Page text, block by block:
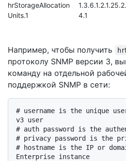
hrStorageAllocation
Units.1
4.1
Например, чтобы получить
протоколу SNMP версии 3,
команду на отдельной
поддержкой SNMP в сети:
# username is the unique
v3 user
# auth password is the
# privacy password is the
# hostname is the IP or
Enterprise instance